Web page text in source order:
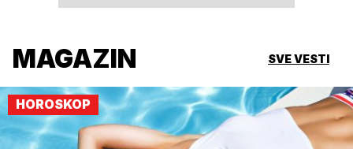
MAGAZIN SVE VESTI
HOROSKOP